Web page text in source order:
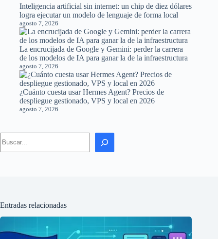
Inteligencia artificial sin internet: un chip de diez dólares
logra ejecutar un modelo de lenguaje de forma local
agosto 7, 2026
La encrucijada de Google y Gemini: perder la carrera
de los modelos de IA para ganar la de la infraestructura
agosto 7, 2026
¿Cuánto cuesta usar Hermes Agent? Precios de
despliegue gestionado, VPS y local en 2026
agosto 7, 2026
Search
Entradas relacionadas